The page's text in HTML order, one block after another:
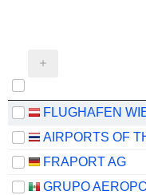
FLUGHAFEN
AIRPORTS OF
FRAPORT AG